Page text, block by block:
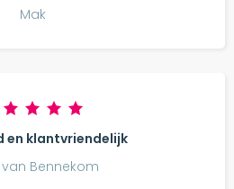
Mak
en klantvriendelijk
van Bennekom